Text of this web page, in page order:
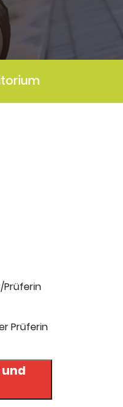
Prüferin
Prüferin